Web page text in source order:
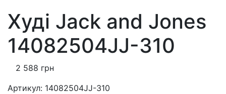
Худі Jack and Jones
14082504JJ-310
2 588 грн
Артикул: 14082504JJ-310